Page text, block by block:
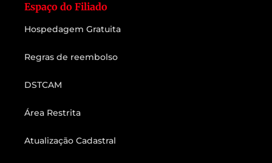
Espaço do Filiado
Hospedagem Gratuita
Regras de reembolso
DSTCAM
Área Restrita
Atualização Cadastral